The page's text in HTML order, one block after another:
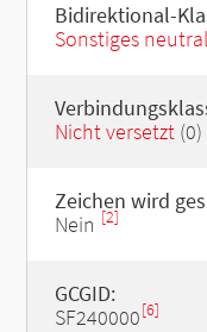
Bidirektional-
Sonstiges
Nicht versetzt(0)
Zeichen wird
Nein [2]
GCGID:
SF240000[6]